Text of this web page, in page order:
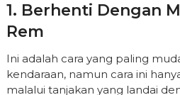
1. Berhenti Dengan
Rem
Ini adalah cara yang paling
kendaraan, namun cara ini
malalui tanjakan yang landai